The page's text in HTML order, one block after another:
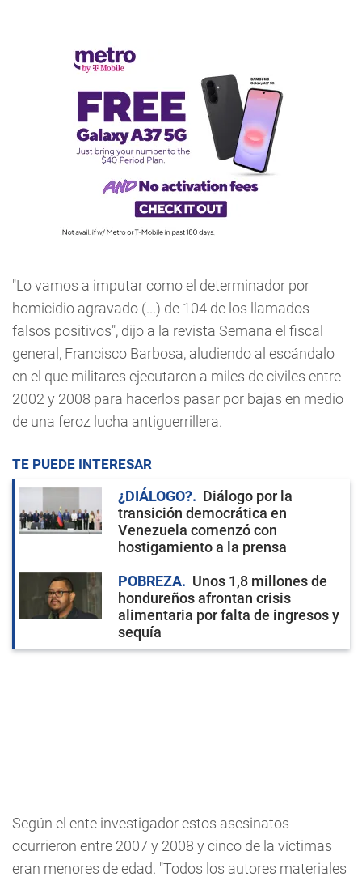
"Lo vamos a imputar como el determinador por
homicidio agravado (...) de 104 de los llamados
falsos positivos", dijo a la revista Semana el fiscal
general, Francisco Barbosa, aludiendo al escándalo
en el que militares ejecutaron a miles de civiles entre
2002 y 2008 para hacerlos pasar por bajas en medio
de una feroz lucha antiguerrillera.
TE PUEDE INTERESAR
¿DIÁLOGO?
Diálogo por la
transición democrática en
Venezuela comenzó con
hostigamiento a la prensa
POBREZA
Unos 1,8 millones de
hondureños afrontan crisis
alimentaria por falta de ingresos y
sequía
Según el ente investigador estos asesinatos
ocurrieron entre 2007 y 2008 y cinco de la víctimas
eran menores de edad. "Todos los autores materiales